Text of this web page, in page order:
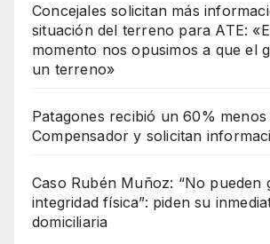
Concejales solicitan más
situación del terreno para ATE:
momento nos opusimos a que el
un terreno»
Patagones recibió un 60% menos
Compensador y solicitan
Caso Rubén Muñoz: “No pueden
integridad física”: piden su
domiciliaria